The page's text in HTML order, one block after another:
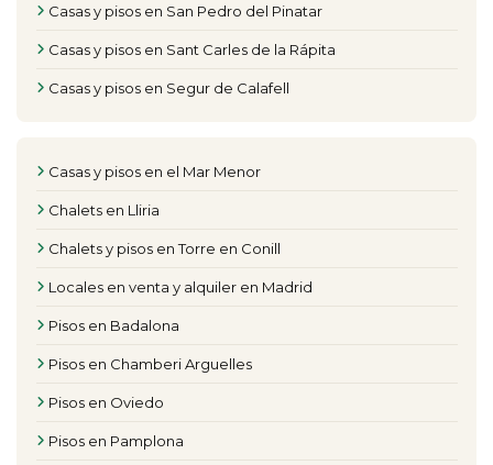
Casas y pisos en San Pedro del Pinatar
Casas y pisos en Sant Carles de la Rápita
Casas y pisos en Segur de Calafell
Casas y pisos en el Mar Menor
Chalets en Lliria
Chalets y pisos en Torre en Conill
Locales en venta y alquiler en Madrid
Pisos en Badalona
Pisos en Chamberi Arguelles
Pisos en Oviedo
Pisos en Pamplona